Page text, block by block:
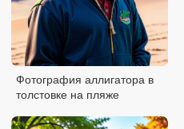
Фотография аллигатора в
толстовке на пляже